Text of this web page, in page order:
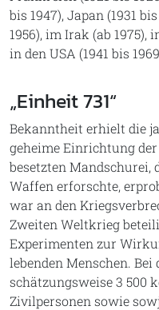
bis 1947), Japan (1931
1956), im Irak (ab 1975),
in den USA (1941 bis
„Einheit 731“
Bekanntheit erhielt die
geheime Einrichtung
besetzten Mandschurei,
Waffen erforschte,
war an den
Zweiten Weltkrieg
Experimenten zur
lebenden Menschen.
schätzungsweise 3 500
Zivilpersonen sowie